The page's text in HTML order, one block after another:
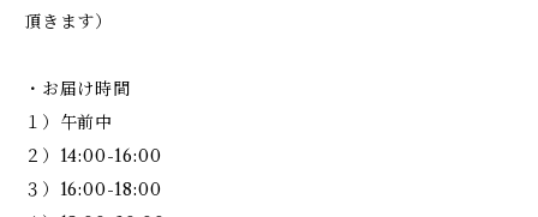
頂きます）
・お届け時間
１）午前中
２）14:00-16:00
３）16:00-18:00